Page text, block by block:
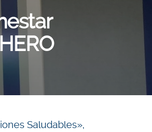
Saludables»,